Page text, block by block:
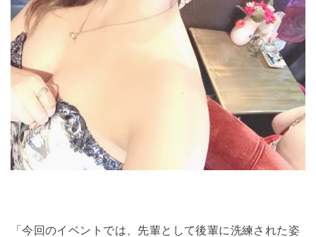
「今回のイベントでは、先輩として後輩に洗練された姿